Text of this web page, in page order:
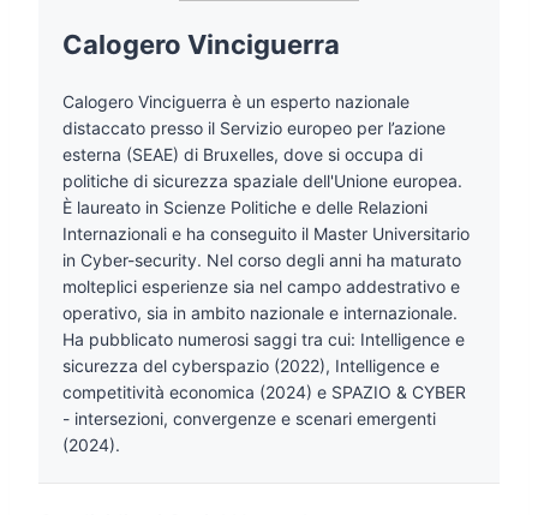
Calogero Vinciguerra
Calogero Vinciguerra è un esperto nazionale
distaccato presso il Servizio europeo per l’azione
esterna (SEAE) di Bruxelles, dove si occupa di
politiche di sicurezza spaziale dell'Unione europea.
È laureato in Scienze Politiche e delle Relazioni
Internazionali e ha conseguito il Master Universitario
in Cyber-security. Nel corso degli anni ha maturato
molteplici esperienze sia nel campo addestrativo e
operativo, sia in ambito nazionale e internazionale.
Ha pubblicato numerosi saggi tra cui: Intelligence e
sicurezza del cyberspazio (2022), Intelligence e
competitività economica (2024) e SPAZIO & CYBER
- intersezioni, convergenze e scenari emergenti
(2024).